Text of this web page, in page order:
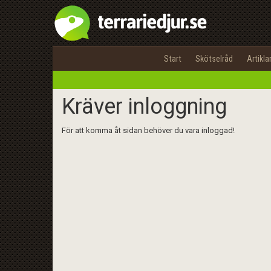
Start Skötselråd Artiklar
Kräver inloggning
För att komma åt sidan behöver du vara inloggad!